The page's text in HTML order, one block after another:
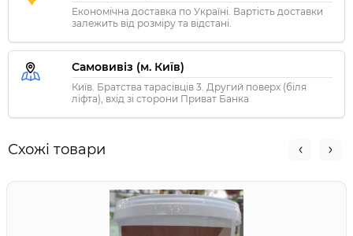
Економічна доставка по Україні. Вартість доставки
залежить від розміру та відстані.
Самовивіз (м. Київ)
Київ. Братства тарасівців 3. Другий поверх (біля
ліфта), вхід зі сторони Приват Банка
Схожі товари